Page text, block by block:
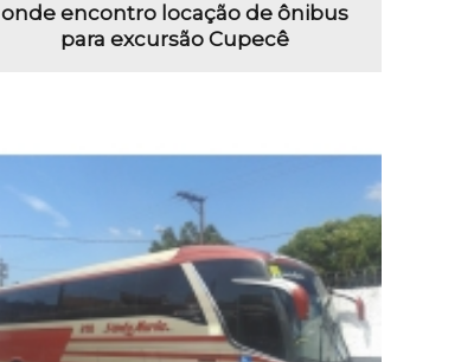
onde encontro locação de ônibus
para excursão Cupecê